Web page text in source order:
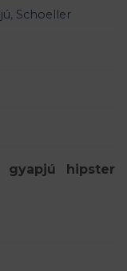
, Schoeller
gyapjú hipster